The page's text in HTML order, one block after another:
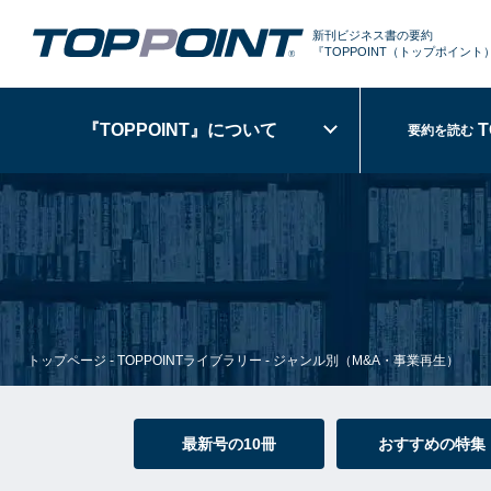
新刊ビジネス書の要約
『TOPPOINT （トップポイント
『TOPPOINT』 について 要約を読む
トップページ - TOPPOINTライブラリー -ジャンル別（M&A・事業再生）
最新号の10冊 おすすめの特集